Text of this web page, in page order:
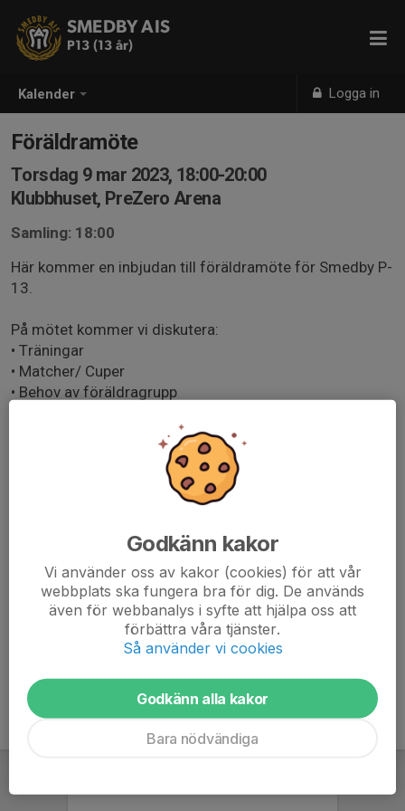
Kalender Logga in
SMEDBY AIS
P13 (13 år)
Föräldramöte
Torsdag 9 mar 2023, 18:00-20:00
Klubbhuset, PreZero Arena
Samling: 18:00
Här kommer en inbjudan till föräldramöte för Smedby P-
13.
På mötet kommer vi diskutera:
• Träningar
• Matcher/ Cuper
• Behov av föräldragrupp
• Vad händer i föreningen
Om ni har önskemål på frågor att diskutera på mötet får
ni gärna skicka dem till oss innan, annars tar vi det på
Svara på kallelsen "kommer" eller "kan ej".
Godkänn kakor
Vi använder oss av kakor (cookies) för att vår
webbplats ska fungera bra för dig. De används
även för webbanalys i syfte att hjälpa oss att
förbättra våra tjänster.
Så använder vi cookies
Godkänn alla kakor
Bara nödvändiga